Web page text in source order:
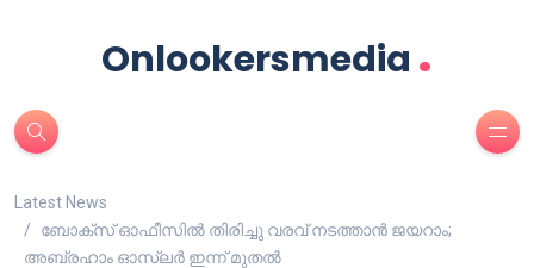
Onlookersmedia .
Latest News
ബോക്സ് ഓഫീസിൽ തിരിച്ചു വരവ് നടത്താൻ ജയറാം;
അബ്രഹാം ഓസ്‌ലർ ഇന്ന് മുതൽ